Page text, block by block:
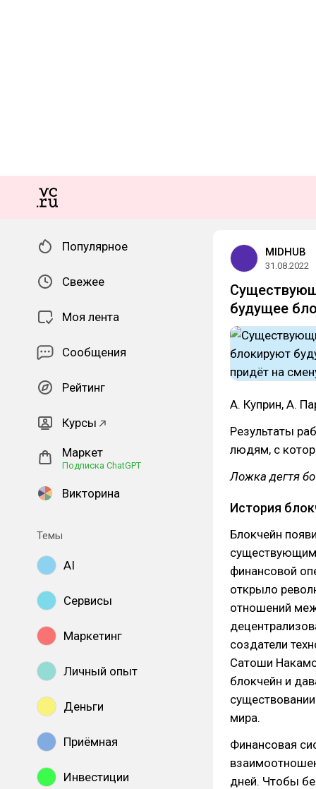
Популярное
Свежее
Моя лента
Сообщения
Рейтинг
Курсы
Маркет
Подписка ChatGPT
Викторина
Темы
AI
Сервисы
Маркетинг
Личный опыт
Деньги
Приёмная
Инвестиции
MIDHUB
31.08.2022
будущее
А. Куприн, А.
Результаты
людям, с
Ложка дегтя
История
Блокчейн
существующим
финансовой
открыло
отношений
создатели
Сатоши
блокчейн и
мира.
Финансовая
дней. Чтобы